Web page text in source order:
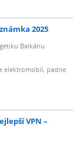
2025
Balkánu
elektromobil, padne
VPN –